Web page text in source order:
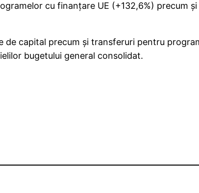
cu finanţare UE (+132,6%) precum
capital precum şi transferuri pentru
bugetului general consolidat.